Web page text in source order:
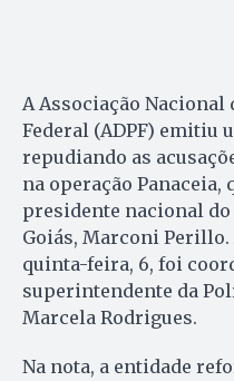
A Associação Nacional
Federal (ADPF) emitiu
repudiando as
na operação Panaceia,
presidente nacional do
Goiás, Marconi
quinta-feira, 6, foi
superintendente da
Marcela Rodrigues.
Na nota, a entidade